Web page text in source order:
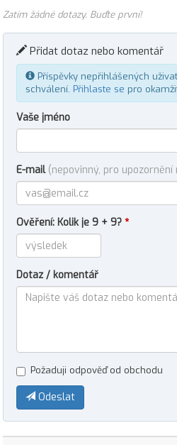
Zatím žádné dotazy. Buďte první!
Přidat dotaz nebo komentář
Příspěvky nepřihlášených
schválení. Přihlaste se pro
Vaše jméno
E-mail (nepovinný, pro upozornění
Ověření: Kolik je 9 + 9? *
Dotaz / komentář
Požaduji odpověď od obchodu
Odeslat